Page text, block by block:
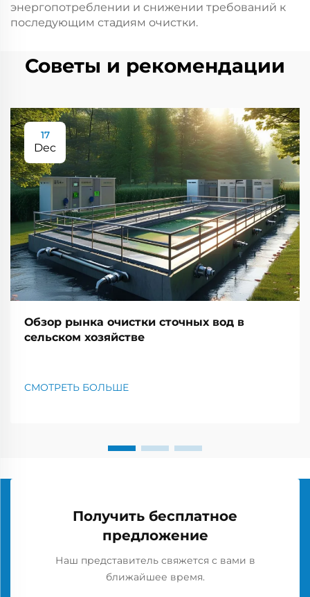
энергопотреблении и снижении требований к
последующим стадиям очистки.
Советы и рекомендации
17
Dec
Обзор рынка очистки сточных вод в
сельском хозяйстве
СМОТРЕТЬ БОЛЬШЕ
Получить бесплатное
предложение
Наш представитель свяжется с вами в
ближайшее время.